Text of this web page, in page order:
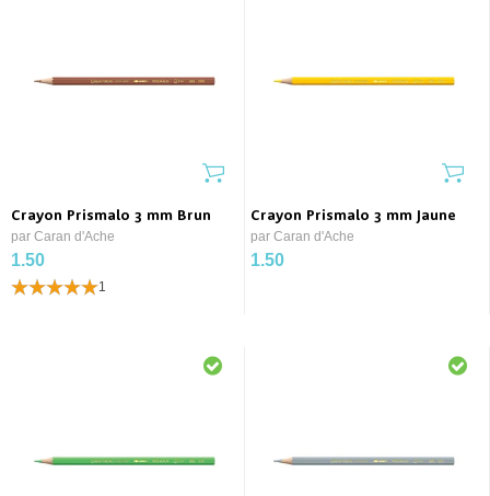
Crayon Prismalo 3 mm Brun
par Caran d'Ache
1.50
1
Crayon Prismalo 3 mm Jaune
par Caran d'Ache
1.50